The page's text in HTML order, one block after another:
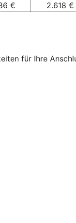
€ 2.618 €
für Ihre